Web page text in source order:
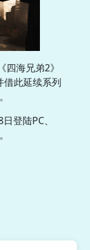
海兄弟2》
借此延续系列
登陆PC、